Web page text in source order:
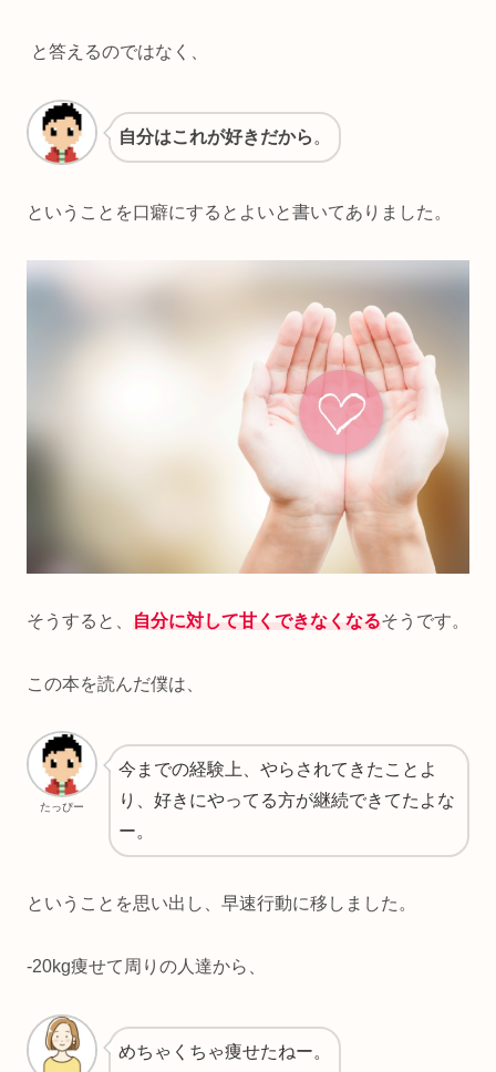
と答えるのではなく、
自分はこれが好きだから 。
ということを口癖にするとよいと書いてありました。
そうすると、 自分に対して甘くできなくなるそうです。
この本を読んだ僕は、
たっぴー
今までの経験上、やらされてきたことよ
り、好きにやってる方が継続できてたよな
ー。
ということを思い出し、早速行動に移しました。
-20kg痩せて周りの人達から、
めちゃくちゃ痩せたねー。